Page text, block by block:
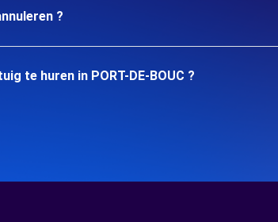
?
te huren in PORT-DE-BOUC ?